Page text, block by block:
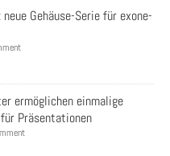
Gehäuse-Serie für exone-
ermöglichen einmalige
Präsentationen